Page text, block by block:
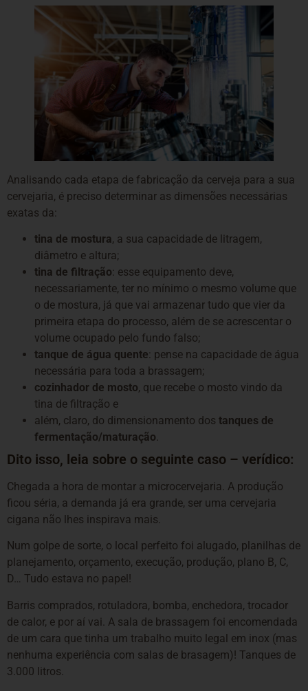
Analisando cada etapa de fabricação da cerveja para a sua
cervejaria, é preciso determinar as dimensões necessárias
exatas da:
tina de mostura, a sua capacidade de litragem,
diâmetro e altura;
tina de filtração: esse equipamento deve,
necessariamente, ter no mínimo o mesmo volume que
o de mostura, já que vai armazenar tudo que vier da
primeira etapa do processo, além de se acrescentar o
volume ocupado pelo fundo falso;
tanque de água quente: pense na capacidade de água
necessária para toda a brassagem;
cozinhador de mosto, que recebe o mosto vindo da
tina de filtração e
além, claro, do dimensionamento dos tanques de
fermentação/maturação.
Dito isso, leia sobre o seguinte caso – verídico:
Chegada a hora de montar a microcervejaria. A produção
ficou séria, a demanda já era grande, ser uma cervejaria
cigana não lhes inspirava mais.
Num golpe de sorte, o local perfeito foi alugado, planilhas de
planejamento, orçamento, execução, produção, plano B, C,
D… Tudo estava no papel!
Barris comprados, rotuladora, bomba, enchedora, trocador
de calor, e por aí vai. A sala de brassagem foi encomendada
de um cara que tinha um trabalho muito legal em inox (mas
nenhuma experiência com salas de brasagem)! Tanques de
3.000 litros.